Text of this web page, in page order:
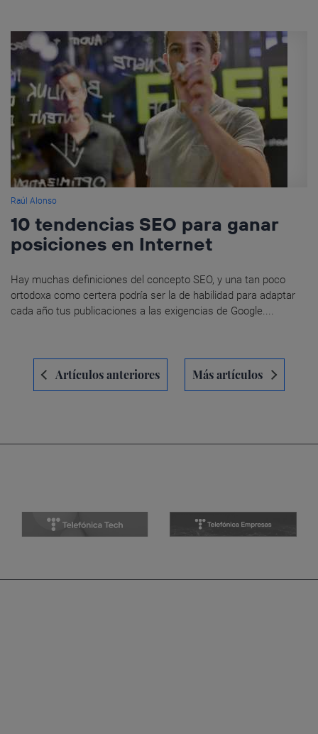
Raúl Alonso
10 tendencias SEO para ganar
posiciones en Internet
Hay muchas definiciones del concepto SEO, y una tan poco
ortodoxa como certera podría ser la de habilidad para adaptar
cada año tus publicaciones a las exigencias de Google....
Navegación
entradas
Artículos anteriores Más artículos